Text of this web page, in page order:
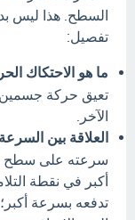
السطح. هذا ليس
تفصيل:
ما هو الاحتكاك
تعيق حركة جسمين
الآخر.
العلاقة بين
سرعته على سطح
أكبر في نقطة
تدفعه بسرعة